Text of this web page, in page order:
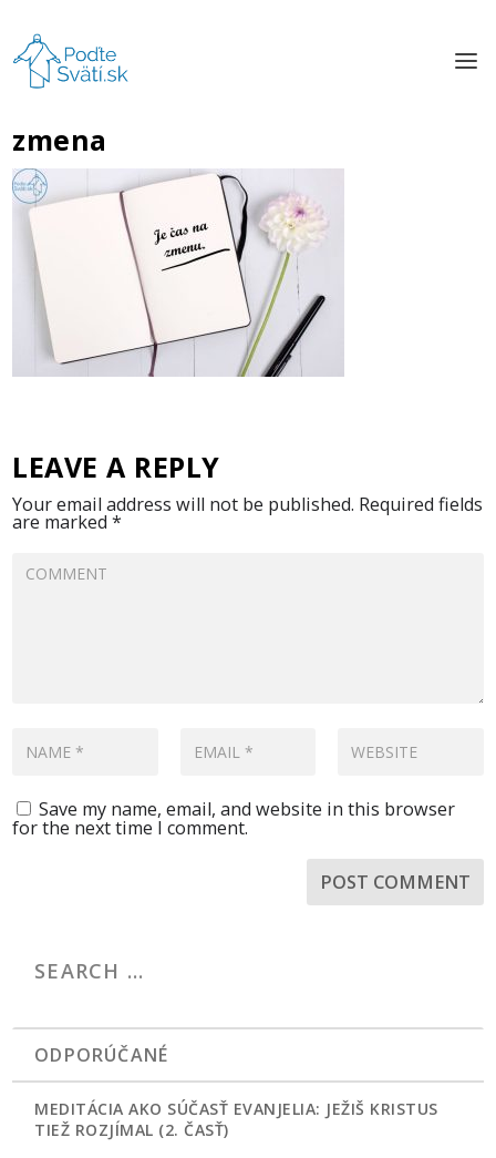
zmena
LEAVE A REPLY
Your email address will not be published. Required fields
are marked*
Save my name, email, and website in this browser
for the next time I comment.
ODPORÚČANÉ
MEDITÁCIA AKO SÚČASŤ EVANJELIA: JEŽIŠ KRISTUS
TIEŽ ROZJÍMAL (2. ČASŤ)